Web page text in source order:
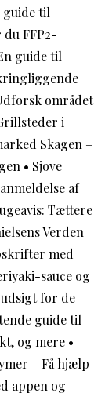
guide til
du FFP2-
guide til
området
i
Skagen –
• Sjove
af
Tættere
Verden
med
sauce og
for de
guide til
og mere •
– Få hjælp
appen og